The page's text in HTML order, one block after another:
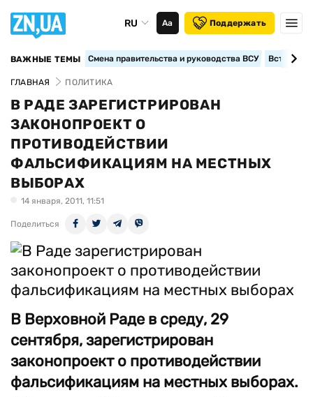
RU Аа Поддержать
ВАЖНЫЕ ТЕМЫ Смена правительства и руководства ВСУ
ГЛАВНАЯ ПОЛИТИКА
В РАДЕ ЗАРЕГИСТРИРОВАН
ЗАКОНОПРОЕКТ О
ПРОТИВОДЕЙСТВИИ
ФАЛЬСИФИКАЦИЯМ НА МЕСТНЫХ
ВЫБОРАХ
14 января, 2011, 11:51
Поделиться
В Верховной Раде в среду, 29
сентября, зарегистрирован
законопроект о противодействии
фальсификациям на местных выборах.